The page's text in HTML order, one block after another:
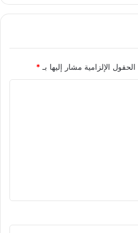
الحقول الإلزامية مشار إليها بـ *